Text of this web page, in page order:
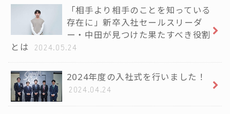
「相手より相手のことを知っている
存在に」新卒入社セールスリーダ
ー・中田が見つけた果たすべき役割
とは
2024.05.24
2024年度の入社式を行いました！
2024.04.24